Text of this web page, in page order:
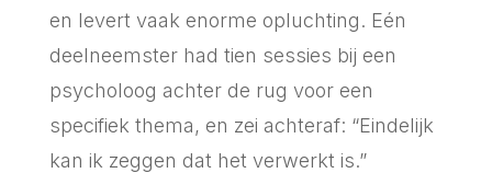
en levert vaak enorme opluchting. Eén
deelneemster had tien sessies bij een
psycholoog achter de rug voor een
specifiek thema, en zei achteraf: “Eindelijk
kan ik zeggen dat het verwerkt is.”